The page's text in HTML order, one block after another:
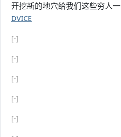
开挖新的地穴给我们这些穷人一
DVICE
[-]
[-]
[-]
[-]
[-]